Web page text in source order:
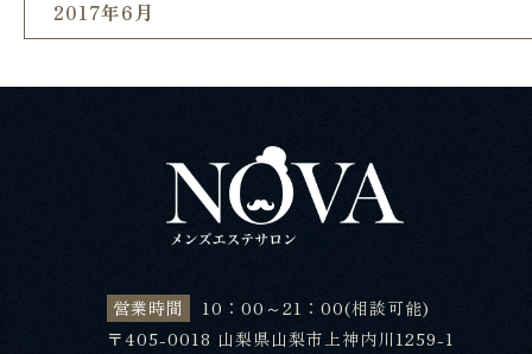
2017年6月
営業時間
10：00～21：00(相談可能)
〒405-0018 山梨県山梨市上神内川1259-1